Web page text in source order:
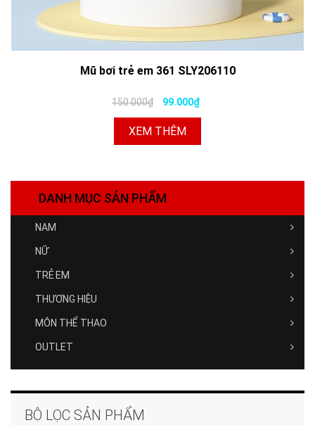
Mũ bơi trẻ em 361 SLY206110
150.000₫ 99.000₫
XEM THÊM
DANH MỤC SẢN PHẨM
NAM
NỮ
TRẺ EM
THƯƠNG HIỆU
MÔN THỂ THAO
OUTLET
BỘ LỌC SẢN PHẨM